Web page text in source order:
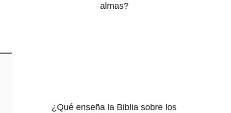
almas?
¿Qué enseña la Biblia sobre los